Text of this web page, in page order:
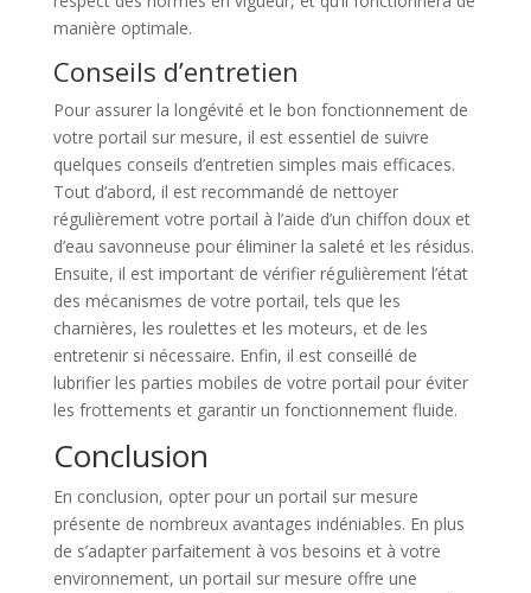
manière optimale.
Conseils d’entretien
Pour assurer la longévité et le bon fonctionnement de
votre portail sur mesure, il est essentiel de suivre
quelques conseils d’entretien simples mais efficaces.
Tout d’abord, il est recommandé de nettoyer
régulièrement votre portail à l’aide d’un chiffon doux et
d’eau savonneuse pour éliminer la saleté et les résidus.
Ensuite, il est important de vérifier régulièrement l’état
des mécanismes de votre portail, tels que les
charnières, les roulettes et les moteurs, et de les
entretenir si nécessaire. Enfin, il est conseillé de
lubrifier les parties mobiles de votre portail pour éviter
les frottements et garantir un fonctionnement fluide.
Conclusion
En conclusion, opter pour un portail sur mesure
présente de nombreux avantages indéniables. En plus
de s’adapter parfaitement à vos besoins et à votre
environnement, un portail sur mesure offre une